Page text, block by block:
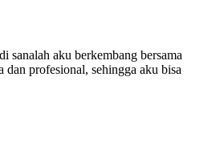
aku berkembang bersama
dan profesional, sehingga aku bisa